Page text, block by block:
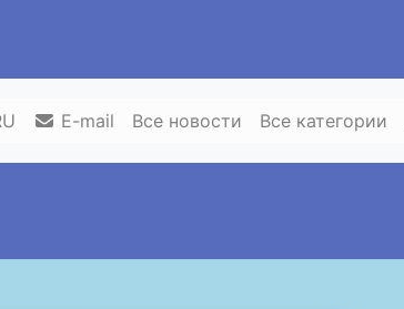
E-mail Все новости Все категории